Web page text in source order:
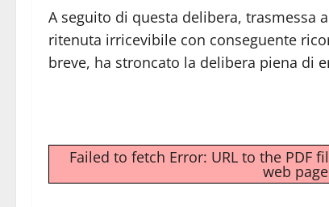
A seguito di questa delibera, trasmessa
ritenuta irricevibile con conseguente
breve, ha stroncato la delibera piena di
Failed to fetch Error: URL to the PDF
web